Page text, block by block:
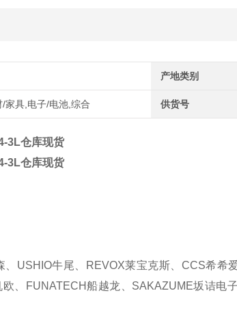
产地类别
家具,电子/电池,综合 供货号
3L仓库现货
3L仓库现货
USHIO牛尾、REVOX莱宝克斯、CCS希希
、FUNATECH船越龙、SAKAZUME坂诘电